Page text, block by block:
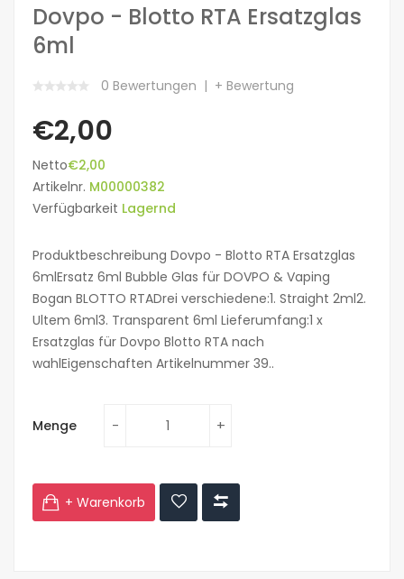
Dovpo - Blotto RTA Ersatzglas
6ml
0 Bewertungen + Bewertung
€2,00
Netto€2,00
Artikelnr. M00000382
Verfügbarkeit Lagernd
Produktbeschreibung Dovpo - Blotto RTA Ersatzglas
6mlErsatz 6ml Bubble Glas für DOVPO & Vaping
Bogan BLOTTO RTADrei verschiedene:1. Straight 2ml2.
Ultem 6ml3. Transparent 6ml Lieferumfang:1 x
Ersatzglas für Dovpo Blotto RTA nach
wahlEigenschaften Artikelnummer 39..
Menge
+ Warenkorb